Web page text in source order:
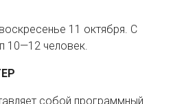
11 октября. С
10—12 человек.
собой программный